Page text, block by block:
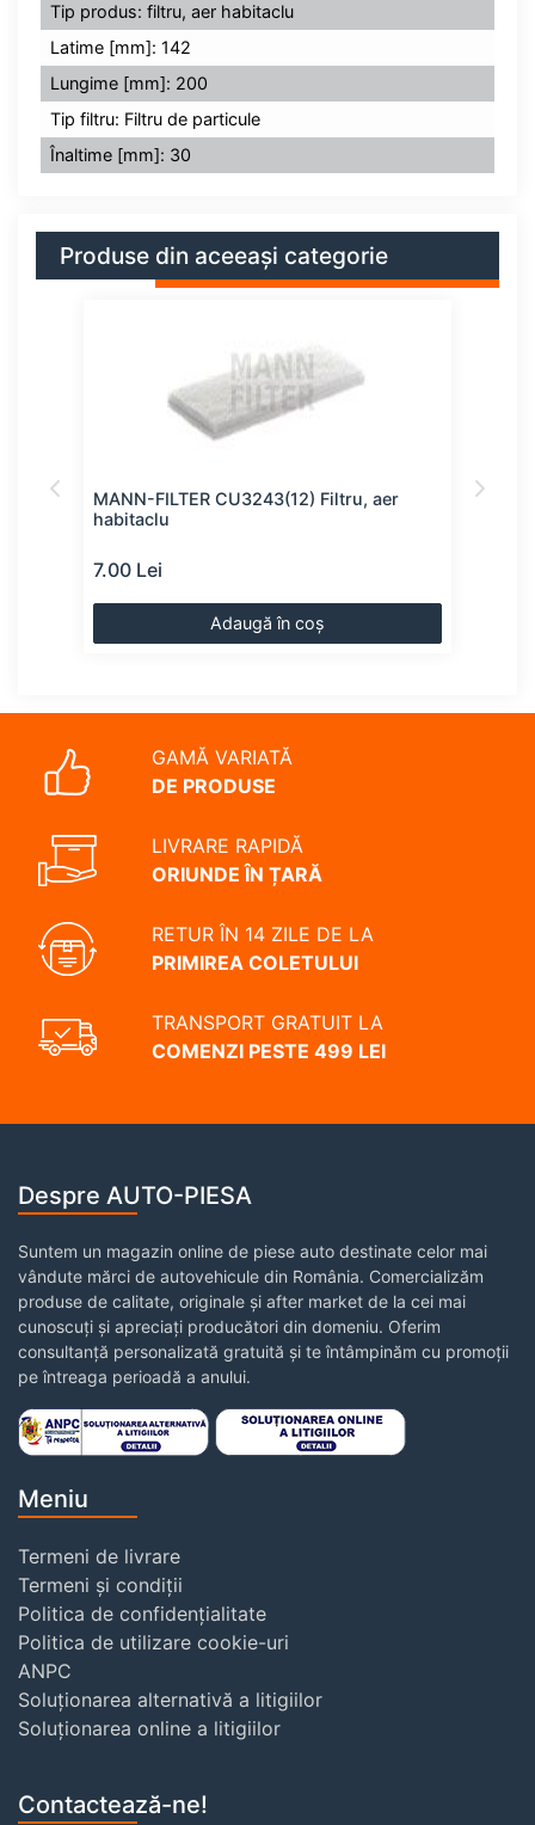
Tip produs: filtru, aer habitaclu
Latime [mm]: 142
Lungime [mm]: 200
Tip filtru: Filtru de particule
Înaltime [mm]: 30
Produse din aceeași categorie
MANN-FILTER CU3243(12) Filtru, aer
habitaclu
7.00 Lei
Adaugă în coș
GAMĂ VARIATĂ
DE PRODUSE
LIVRARE RAPIDĂ
ORIUNDE ÎN ȚARĂ
RETUR ÎN 14 ZILE DE LA
PRIMIREA COLETULUI
TRANSPORT GRATUIT LA
COMENZI PESTE 499 LEI
Despre AUTO-PIESA
Suntem un magazin online de piese auto destinate celor mai
vândute mărci de autovehicule din România. Comercializăm
produse de calitate, originale și after market de la cei mai
cunoscuți și apreciați producători din domeniu. Oferim
consultanță personalizată gratuită și te întâmpinăm cu promoții
pe întreaga perioadă a anului.
Meniu
Termeni de livrare
Termeni și condiții
Politica de confidențialitate
Politica de utilizare cookie-uri
ANPC
Soluționarea alternativă a litigiilor
Soluționarea online a litigiilor
Contactează-ne!